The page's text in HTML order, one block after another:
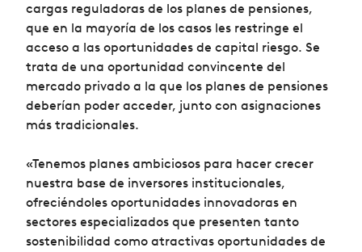
cargas reguladoras de los planes de pensiones,
que en la mayoría de los casos les restringe el
acceso a las oportunidades de capital riesgo. Se
trata de una oportunidad convincente del
mercado privado a la que los planes de pensiones
deberían poder acceder, junto con asignaciones
más tradicionales.
«Tenemos planes ambiciosos para hacer crecer
nuestra base de inversores institucionales,
ofreciéndoles oportunidades innovadoras en
sectores especializados que presenten tanto
sostenibilidad como atractivas oportunidades de